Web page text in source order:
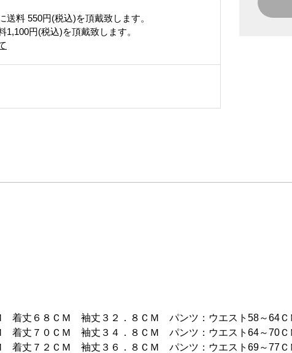
送料 550円(税込)を頂戴致します。
1,100円(税込)を頂戴致します。
着丈６８ＣＭ 袖丈３２．８ＣＭ パンツ：ウエスト58～64
着丈７０ＣＭ 袖丈３４．８ＣＭ パンツ：ウエスト64～70
着丈７２ＣＭ 袖丈３６．８ＣＭ パンツ：ウエスト69～77